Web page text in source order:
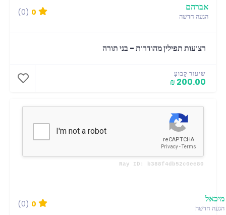
אברהם
הגעה חדשה 0
(0)
רצועות תפילין מהודרות - בני תורה
שיעור קָבוּעַ
200.00 ₪
מיכאל
הגעה חדשה 0
(0)